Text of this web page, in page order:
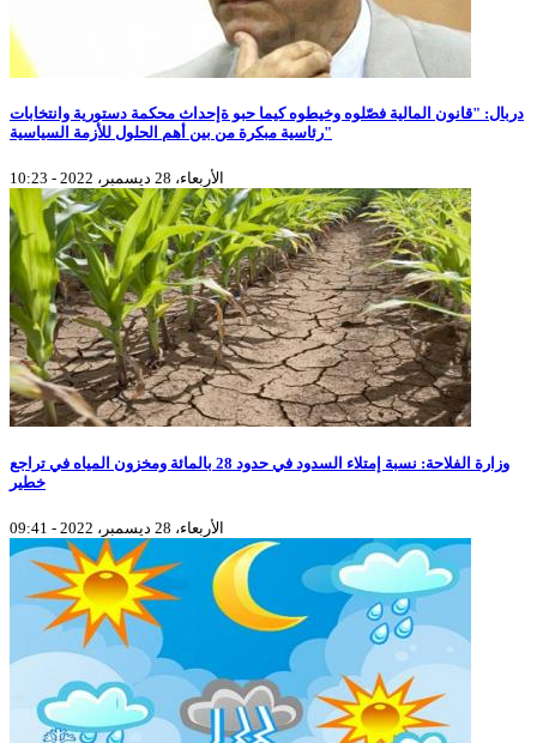
دربال: "قانون المالية فصّلوه وخيطوه كيما حبو ةإحداث محكمة دستورية وانتخابات
رئاسية مبكرة من بين أهم الحلول للأزمة السياسية"
الأربعاء، 28 ديسمبر، 2022 - 10:23
وزارة الفلاحة: نسبة إمتلاء السدود في حدود 28 بالمائة ومخزون المياه في تراجع
خطير
الأربعاء، 28 ديسمبر، 2022 - 09:41